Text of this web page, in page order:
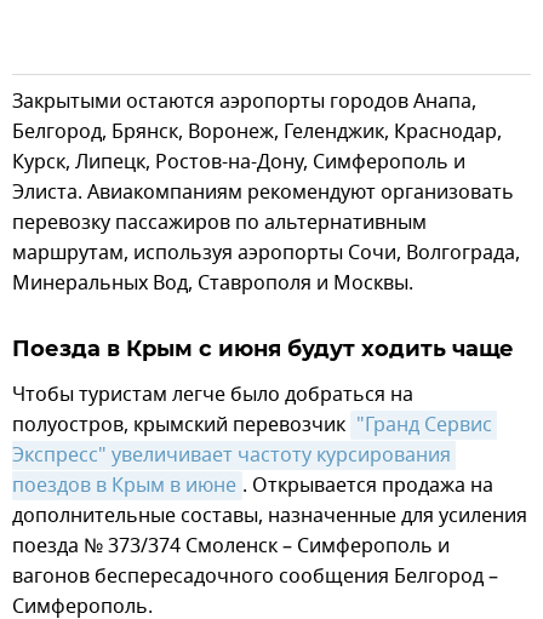
Закрытыми остаются аэропорты городов Анапа,
Белгород, Брянск, Воронеж, Геленджик, Краснодар,
Курск, Липецк, Ростов-на-Дону, Симферополь и
Элиста. Авиакомпаниям рекомендуют организовать
перевозку пассажиров по альтернативным
маршрутам, используя аэропорты Сочи, Волгограда,
Минеральных Вод, Ставрополя и Москвы.
Поезда в Крым с июня будут ходить чаще
Чтобы туристам легче было добраться на
полуостров, крымский перевозчик "Гранд Сервис
Экспресс" увеличивает частоту курсирования
поездов в Крым в июне . Открывается продажа на
дополнительные составы, назначенные для усиления
поезда № 373/374 Смоленск – Симферополь и
вагонов беспересадочного сообщения Белгород –
Симферополь.